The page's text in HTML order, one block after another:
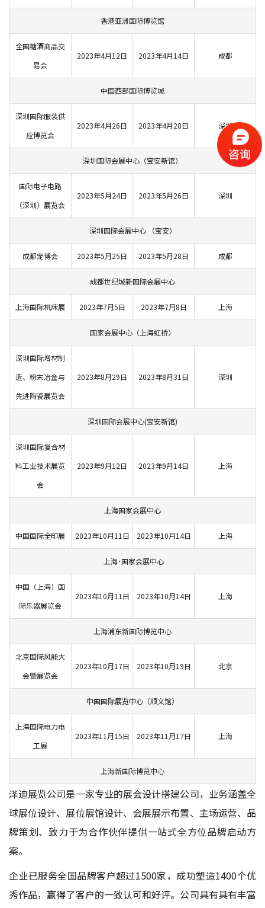
香港亚洲国际博览馆
全国糖酒商品交
易会
2023年4月12日 2023年4月14日 成都
中国西部国际博览城
深圳国际服装供
应博览会
2023年4月26日 2023年4月28日 深圳
深圳国际会展中心（宝安新馆）
国际电子电路
（深圳）展览会
2023年5月24日 2023年5月26日 深圳
深圳国际会展中心 （宝安）
成都宠博会 2023年5月25日 2023年5月28日 成都
成都世纪城新国际会展中心
上海国际机床展 2023年7月5日 2023年7月8日 上海
国家会展中心（上海虹桥）
深圳国际增材制
造、粉末冶金与
先进陶瓷展览会
2023年8月29日 2023年8月31日 深圳
深圳国际会展中心(宝安新馆)
深圳国际复合材
料工业技术展览
会
2023年9月12日 2023年9月14日 上海
上海国家会展中心
中国国际全印展 2023年10月11日 2023年10月14日 上海
上海･国家会展中心
中国（上海）国
际乐器展览会
2023年10月11日 2023年10月14日 上海
上海浦东新国际博览中心
北京国际风能大
会暨展览会
2023年10月17日 2023年10月19日 北京
中国国际展览中心（顺义馆）
上海国际电力电
工展
2023年11月15日 2023年11月17日 上海
上海新国际博览中心
泽迪展览公司是一家专业的展会设计搭建公司，业务涵盖全
球展位设计、展位展馆设计、会展展示布置、主场运营、品
牌策划、致力于为合作伙伴提供一站式全方位品牌启动方
案。
企业已服务全国品牌客户超过1500家，成功塑造1400个优
秀作品，赢得了客户的一致认可和好评。公司具有具有丰富